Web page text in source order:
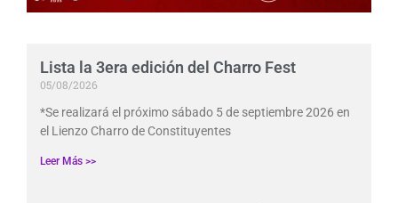
Lista la 3era edición del Charro Fest
05/08/2026
*Se realizará el próximo sábado 5 de septiembre 2026 en
el Lienzo Charro de Constituyentes
Leer Más >>